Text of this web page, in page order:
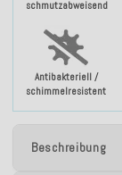
schmutzabweisend
Antibakteriell /
schimmelresistent
Beschreibung